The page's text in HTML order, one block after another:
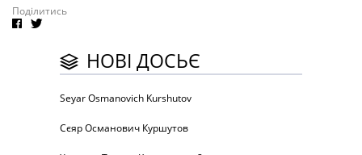
Поділитись
НОВІ ДОСЬЄ
Seyar Osmanovich Kurshutov
Сєяр Османович Куршутов